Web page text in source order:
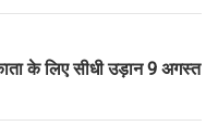
के लिए सीधी उड़ान 9 अगस्त